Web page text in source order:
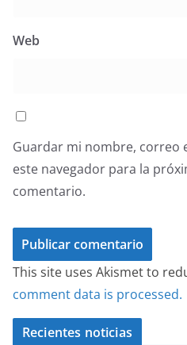
Web
Guardar mi nombre, correo
este navegador para la
comentario.
This site uses Akismet to
comment data is processed.
Recientes noticias